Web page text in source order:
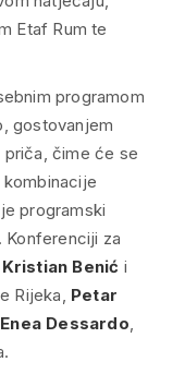
Etaf Rum te
programom
gostovanjem
čime će se
programski
Konferenciji za
Kristian Benić i
Rijeka, Petar
Enea Dessardo